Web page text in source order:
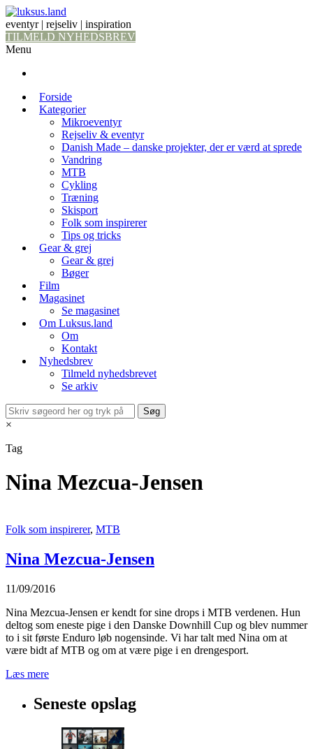
eventyr | rejseliv | inspiration
TILMELD NYHEDSBREV
Menu
Forside
Kategorier
Mikroeventyr
Rejseliv & eventyr
Danish Made – danske projekter, der er værd at sprede
Vandring
MTB
Cykling
Træning
Skisport
Folk som inspirerer
Tips og tricks
Gear & grej
Gear & grej
Bøger
Film
Magasinet
Se magasinet
Om Luksus.land
Om
Kontakt
Nyhedsbrev
Tilmeld nyhedsbrevet
Se arkiv
×
Tag
Nina Mezcua-Jensen
Folk som inspirerer, MTB
Nina Mezcua-Jensen
11/09/2016
Nina Mezcua-Jensen er kendt for sine drops i MTB verdenen. Hun
deltog som eneste pige i den Danske Downhill Cup og blev nummer
to i sit første Enduro løb nogensinde. Vi har talt med Nina om at
være bidt af MTB og om at være pige i en drengesport.
Læs mere
Seneste opslag